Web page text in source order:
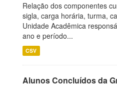
Relação dos componentes
sigla, carga horária, turma,
Unidade Acadêmica
ano e período...
CSV
Alunos Concluídos da